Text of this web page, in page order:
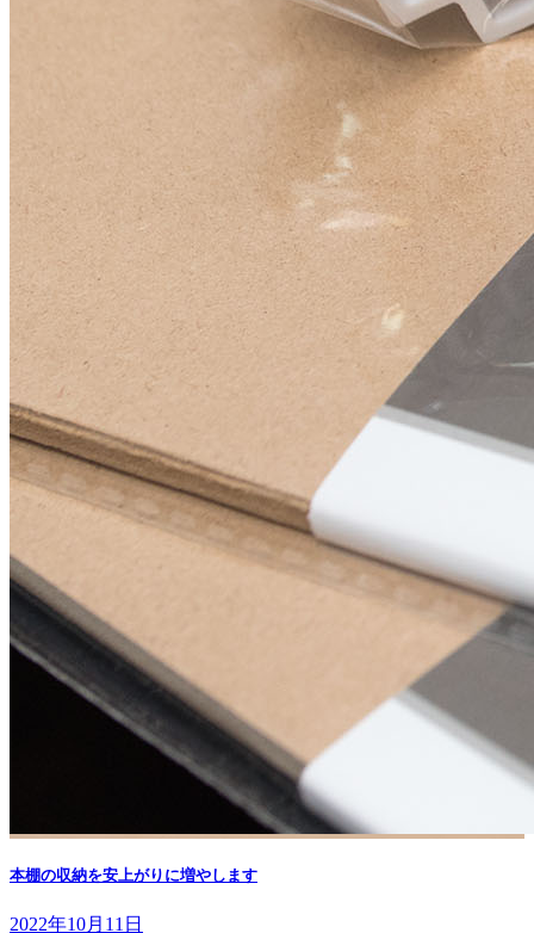
本棚の収納を安上がりに増やします
2022年10月11日